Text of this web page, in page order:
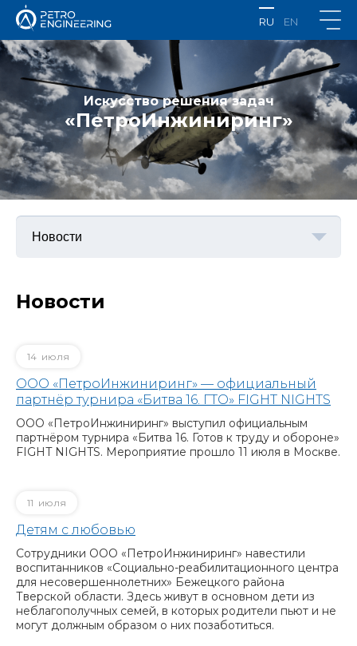
RU EN
Искусство решения задач
«ПетроИнжиниринг»
Новости
14 июля
ООО «ПетроИнжиниринг» — официальный
партнёр турнира «Битва 16. ГТО» FIGHT NIGHTS
ООО «ПетроИнжиниринг» выступил официальным
партнёром турнира «Битва 16. Готов к труду и обороне»
FIGHT NIGHTS. Мероприятие прошло 11 июля в Москве.
11 июля
Детям с любовью
Сотрудники ООО «ПетроИнжиниринг» навестили
воспитанников «Социально-реабилитационного центра
для несовершеннолетних» Бежецкого района
Тверской области. Здесь живут в основном дети из
неблагополучных семей, в которых родители пьют и не
могут должным образом о них позаботиться.